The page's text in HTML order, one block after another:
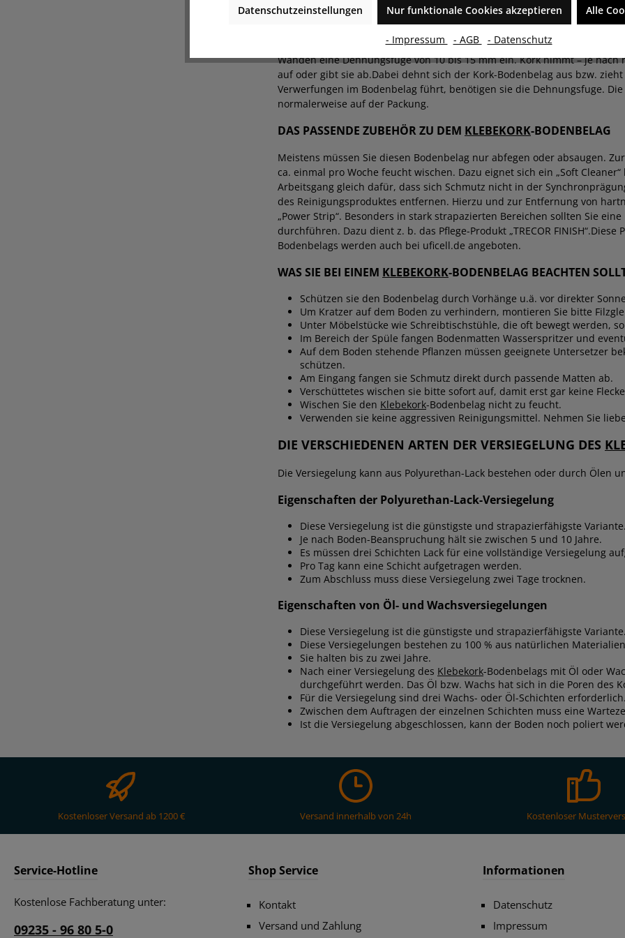
Sie beginnen damit, den Kleber für die erste Reihe auf dem Untergrund
so entstandenen Rest als erstes Element der nächsten Reihe. Fahren
Wänden eine Dehnungsfuge von 10 bis 15 mm ein. Kork nimmt – je
auf oder gibt sie ab.Dabei dehnt sich der Kork-Bodenbelag aus bzw.
Verwerfungen im Bodenbelag führt, benötigen sie die Dehnungsfuge.
normalerweise auf der Packung.
DAS PASSENDE ZUBEHÖR ZU DEM KLEBEKORK-BODENBELAG
Meistens müssen Sie diesen Bodenbelag nur abfegen oder absaugen.
ca. einmal pro Woche feucht wischen. Dazu eignet sich ein „Soft
Arbeitsgang gleich dafür, dass sich Schmutz nicht in der
des Reinigungsproduktes entfernen. Hierzu und zur Entfernung von
„Power Strip“. Besonders in stark strapazierten Bereichen sollten Sie
durchführen. Dazu dient z. b. das Pflege-Produkt „TRECOR FINISH“.Diese
Bodenbelags werden auch bei uficell.de angeboten.
WAS SIE BEI EINEM KLEBEKORK-BODENBELAG BEACHTEN
Schützen sie den Bodenbelag durch Vorhänge u.ä. vor direkter
Um Kratzer auf dem Boden zu verhindern, montieren Sie bitte
Unter Möbelstücke wie Schreibtischstühle, die oft bewegt werden,
Im Bereich der Spüle fangen Bodenmatten Wasserspritzer und
Auf dem Boden stehende Pflanzen müssen geeignete Untersetzer
schützen.
Am Eingang fangen sie Schmutz direkt durch passende Matten ab.
Verschüttetes wischen sie bitte sofort auf, damit erst gar keine
Wischen Sie den Klebekork-Bodenbelag nicht zu feucht.
Verwenden sie keine aggressiven Reinigungsmittel. Nehmen Sie
DIE VERSCHIEDENEN ARTEN DER VERSIEGELUNG DES
Die Versiegelung kann aus Polyurethan-Lack bestehen oder durch Ölen
Eigenschaften der Polyurethan-Lack-Versiegelung
Diese Versiegelung ist die günstigste und strapazierfähigste
Je nach Boden-Beanspruchung hält sie zwischen 5 und 10 Jahre.
Es müssen drei Schichten Lack für eine vollständige Versiegelung
Pro Tag kann eine Schicht aufgetragen werden.
Zum Abschluss muss diese Versiegelung zwei Tage trocknen.
Eigenschaften von Öl- und Wachsversiegelungen
Diese Versiegelung ist die günstigste und strapazierfähigste
Diese Versiegelungen bestehen zu 100 % aus natürlichen
Sie halten bis zu zwei Jahre.
Nach einer Versiegelung des Klebekork-Bodenbelags mit Öl oder
durchgeführt werden. Das Öl bzw. Wachs hat sich in die Poren des
Für die Versiegelung sind drei Wachs- oder Öl-Schichten
Zwischen dem Auftragen der einzelnen Schichten muss eine
Ist die Versiegelung abgeschlossen, kann der Boden noch poliert
Kostenloser Versand ab 1200 € Versand innerhalb von 24h Kostenloser
Service-Hotline
Kostenlose Fachberatung unter:
09235 - 96 80 5-0
Shop Service
Kontakt
Versand und Zahlung
Informationen
Datenschutz
Impressum
Datenschutzeinstellungen Nur funktionale Cookies akzeptieren Alle
- Impressum - AGB - Datenschutz